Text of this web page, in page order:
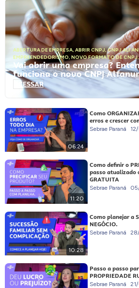
ABERTURA DE EMPRESA, ABRIR CNPJ,CNPJ
EMPREENDEDORISMO, NOVO FORMATO DE CNPJ
Vai abrir uma empresa?
funciona o novo CNPJ
ACESSAR
06:24
Como
erros e crescer
Sebrae Paraná
11:20
Como definir o
passo atualizado
GRATUITA
Sebrae Paraná
10:28
Como planejar a
NEGÓCIO.
Sebrae Paraná
Passo a passo
PROPRIEDADE
Sebrae Paraná